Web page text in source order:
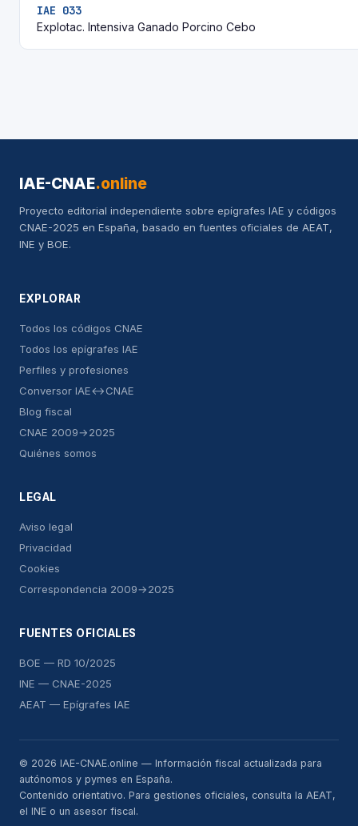
IAE 033
Explotac. Intensiva Ganado Porcino Cebo
IAE-CNAE.online
Proyecto editorial independiente sobre epígrafes IAE y códigos
CNAE-2025 en España, basado en fuentes oficiales de AEAT,
INE y BOE.
EXPLORAR
Todos los códigos CNAE
Todos los epígrafes IAE
Perfiles y profesiones
Conversor IAE↔CNAE
Blog fiscal
CNAE 2009→2025
Quiénes somos
LEGAL
Aviso legal
Privacidad
Cookies
Correspondencia 2009→2025
FUENTES OFICIALES
BOE — RD 10/2025
INE — CNAE-2025
AEAT — Epígrafes IAE
© 2026 IAE-CNAE.online — Información fiscal actualizada para
autónomos y pymes en España.
Contenido orientativo. Para gestiones oficiales, consulta la AEAT,
el INE o un asesor fiscal.